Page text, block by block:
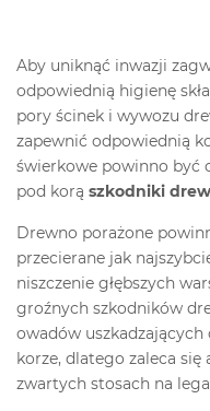
Aby uniknąć inwazji
odpowiednią higienę
pory ścinek i wywozu
zapewnić odpowiednią
świerkowe powinno być
pod korą szkodniki
Drewno porażone
przecierane jak
niszczenie głębszych
groźnych szkodników
owadów
korze, dlatego zaleca się
zwartych stosach na